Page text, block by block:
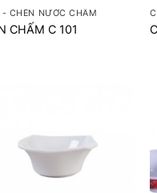
- CHÉN NƯỚC CHẤM
CHẤM C 101